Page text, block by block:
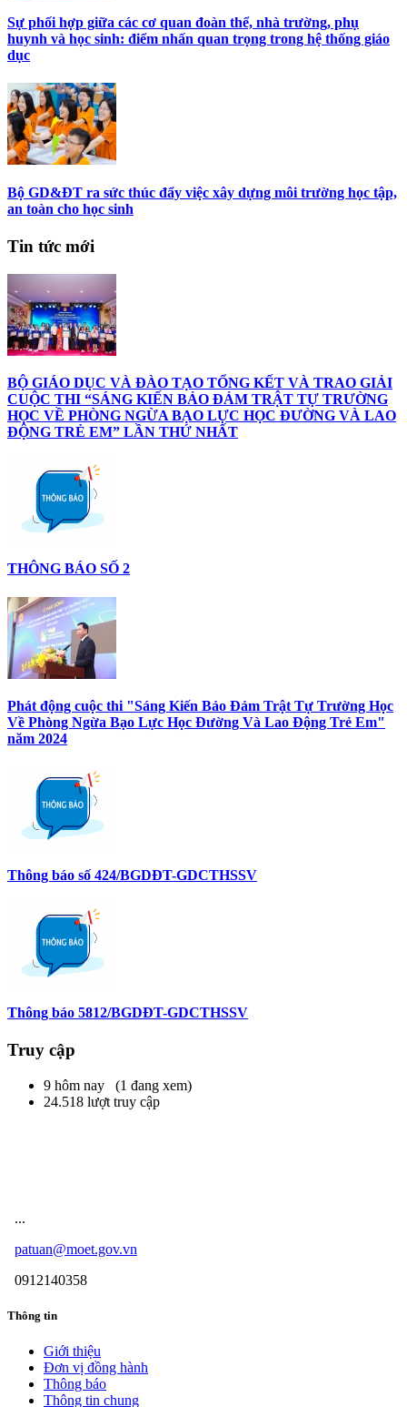
Sự phối hợp giữa các cơ quan đoàn thể, nhà trường, phụ
huynh và học sinh: điểm nhấn quan trọng trong hệ thống giáo
dục
Bộ GD&ĐT ra sức thúc đẩy việc xây dựng môi trường học tập,
an toàn cho học sinh
Tin tức mới
BỘ GIÁO DỤC VÀ ĐÀO TẠO TỔNG KẾT VÀ TRAO GIẢI
CUỘC THI “SÁNG KIẾN BẢO ĐẢM TRẬT TỰ TRƯỜNG
HỌC VỀ PHÒNG NGỪA BẠO LỰC HỌC ĐƯỜNG VÀ LAO
ĐỘNG TRẺ EM” LẦN THỨ NHẤT
THÔNG BÁO SỐ 2
Phát động cuộc thi "Sáng Kiến Bảo Đảm Trật Tự Trường Học
Về Phòng Ngừa Bạo Lực Học Đường Và Lao Động Trẻ Em"
năm 2024
Thông báo số 424/BGDĐT-GDCTHSSV
Thông báo 5812/BGDĐT-GDCTHSSV
Truy cập
9 hôm nay (1 đang xem)
24.518 lượt truy cập
...
patuan@moet.gov.vn
0912140358
Thông tin
Giới thiệu
Đơn vị đồng hành
Thông báo
Thông tin chung